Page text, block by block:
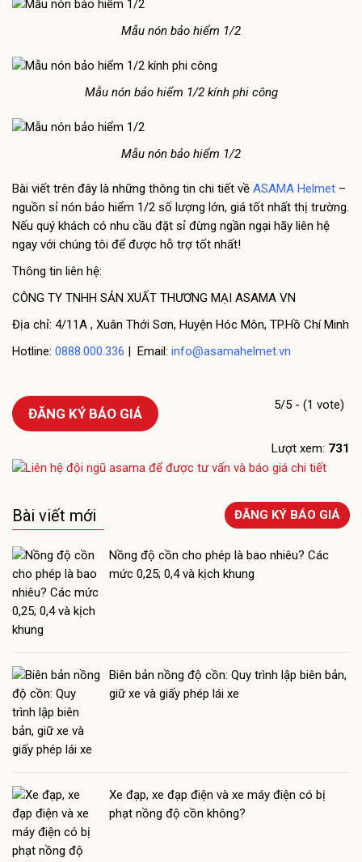
Mẫu nón bảo hiểm 1/2
Mẫu nón bảo hiểm 1/2 kính phi công
Mẫu nón bảo hiểm 1/2
Bài viết trên đây là những thông tin chi tiết về ASAMA Helmet –
nguồn sỉ nón bảo hiểm 1/2 số lượng lớn, giá tốt nhất thị trường.
Nếu quý khách có nhu cầu đặt sỉ đừng ngần ngại hãy liên hệ
ngay với chúng tôi để được hỗ trợ tốt nhất!
Thông tin liên hệ:
CÔNG TY TNHH SẢN XUẤT THƯƠNG MẠI ASAMA VN
Địa chỉ: 4/11A , Xuân Thới Sơn, Huyện Hóc Môn, TP.Hồ Chí Minh
Hotline: 0888.000.336 | Email: info@asamahelmet.vn
5/5 - (1 vote)
ĐĂNG KÝ BÁO GIÁ
Lượt xem: 731
Bài viết mới ĐĂNG KÝ BÁO GIÁ
Nồng độ cồn cho phép là bao nhiêu? Các
mức 0,25; 0,4 và kịch khung
Biên bản nồng độ cồn: Quy trình lập biên bản,
giữ xe và giấy phép lái xe
Xe đạp, xe đạp điện và xe máy điện có bị
phạt nồng độ cồn không?